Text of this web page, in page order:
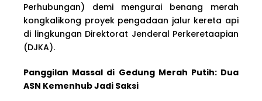
Perhubungan) demi mengurai benang merah
kongkalikong proyek pengadaan jalur kereta api
di lingkungan Direktorat Jenderal Perkeretaapian
(DJKA).
Panggilan Massal di Gedung Merah Putih: Dua
ASN Kemenhub Jadi Saksi